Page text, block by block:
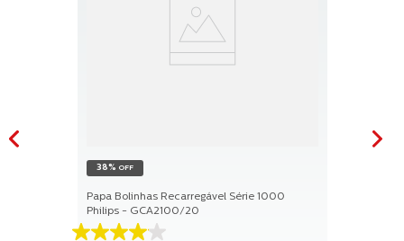
38% OFF
Papa Bolinhas Recarregável Série 1000
Philips - GCA2100/20